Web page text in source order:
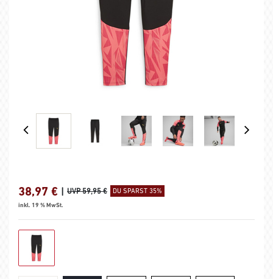
38,97 € | UVP 59,95 € DU SPARST 35%
inkl. 19 % MwSt.